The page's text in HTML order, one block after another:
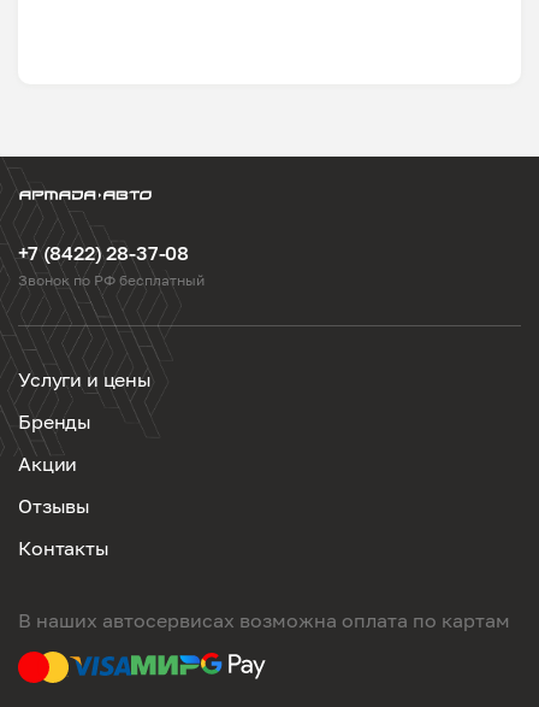
+7 (8422) 28-37-08
Звонок по РФ бесплатный
Услуги и цены
Бренды
Акции
Отзывы
Контакты
В наших автосервисах возможна оплата по картам